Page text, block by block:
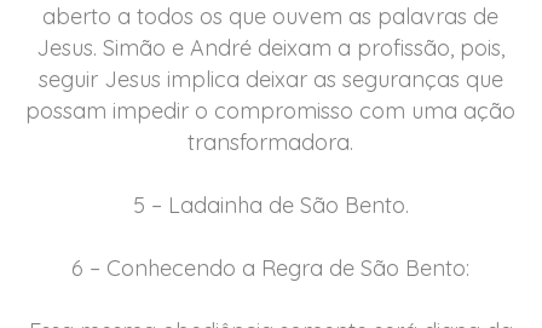
aberto a todos os que ouvem as palavras de
Jesus. Simão e André deixam a profissão, pois,
seguir Jesus implica deixar as seguranças que
possam impedir o compromisso com uma ação
transformadora.
5 – Ladainha de São Bento.
6 – Conhecendo a Regra de São Bento: